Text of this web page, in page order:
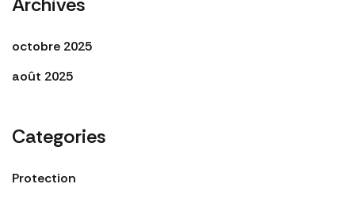
octobre 2025
août 2025
Categories
Protection